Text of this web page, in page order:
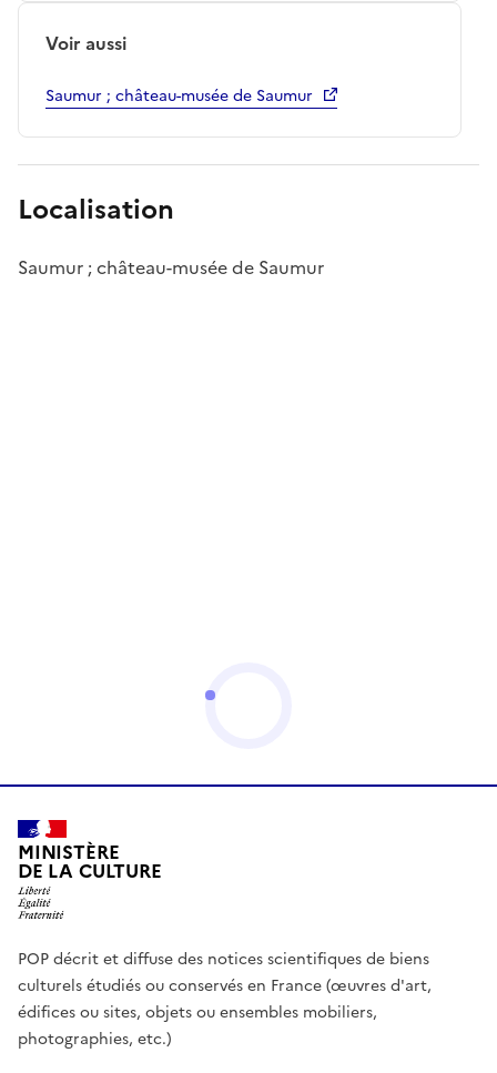
Voir aussi
Saumur ; château-musée de Saumur
Localisation
Saumur ; château-musée de Saumur
MINISTÈRE
DE LA CULTURE
POP décrit et diffuse des notices scientifiques de biens
culturels étudiés ou conservés en France (œuvres d'art,
édifices ou sites, objets ou ensembles mobiliers,
photographies, etc.)